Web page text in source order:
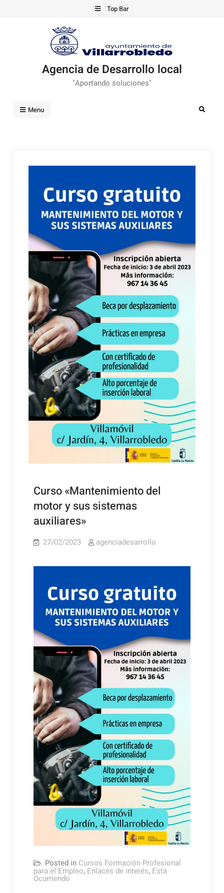
Top Bar
Agencia de Desarrollo local
"Aportando soluciones"
Menu Search
Curso «Mantenimiento del
motor y sus sistemas
auxiliares»
27/02/2023 agenciadesarrollo
Posted in Cursos Formación Profesional
para el Empleo, Enlaces de interés, Está
Ocurriendo